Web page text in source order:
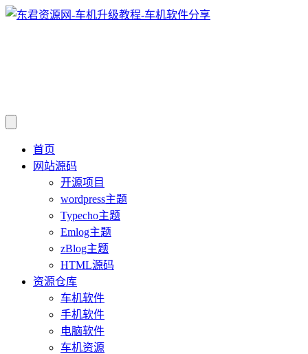
首页
网站源码
开源项目
wordpress主题
Typecho主题
Emlog主题
zBlog主题
HTML源码
资源仓库
车机软件
手机软件
电脑软件
车机资源